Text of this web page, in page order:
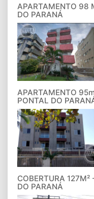
APARTAMENTO 98
DO PARANÁ
APARTAMENTO
PONTAL DO
COBERTURA
DO PARANÁ